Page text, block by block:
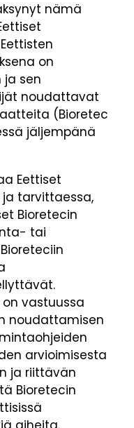
nämä
on
sen
noudattavat
(Bioretec
jäljempänä
Eettiset
tarvittaessa,
Bioretecin
tai
vastuussa
noudattamisen
arvioimisesta
ja riittävän
Bioretecin